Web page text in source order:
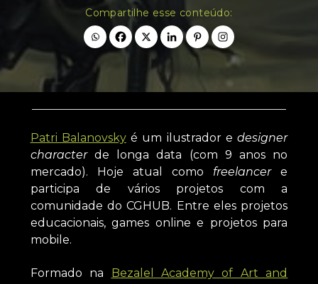
Compartilhe esse conteúdo:
Patri Balanovskyé um ilustrador edesigner
characterde longa data (com 9 anos no
mercado). Hoje atual como freelancere
participa de vários projetos com a
comunidade do CGHUB. Entre eles projetos
educacionais, games online e projetos para
mobile.
Formado na Bezalel Academy of Art and